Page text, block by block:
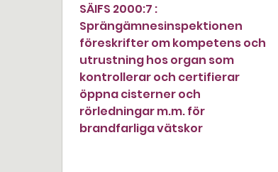
SÄIFS 2000:7 :
Sprängämnesinspektionen
föreskrifter om kompetens och
utrustning hos organ som
kontrollerar och certifierar
öppna cisterner och
rörledningar m.m. för
brandfarliga vätskor